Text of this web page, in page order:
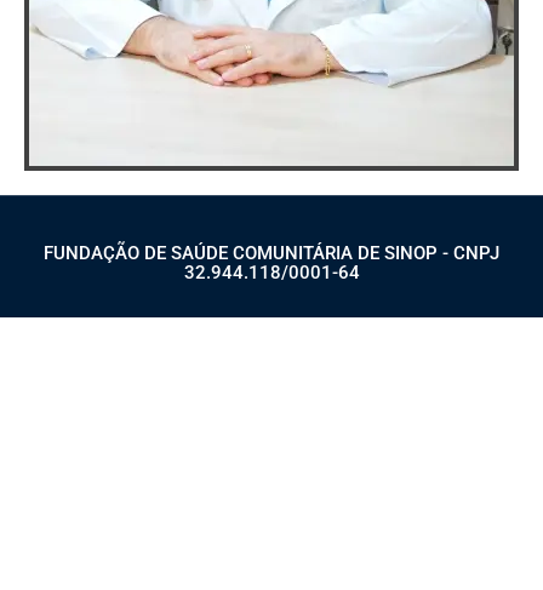
FUNDAÇÃO DE SAÚDE COMUNITÁRIA DE SINOP - CNPJ
32.944.118/0001-64